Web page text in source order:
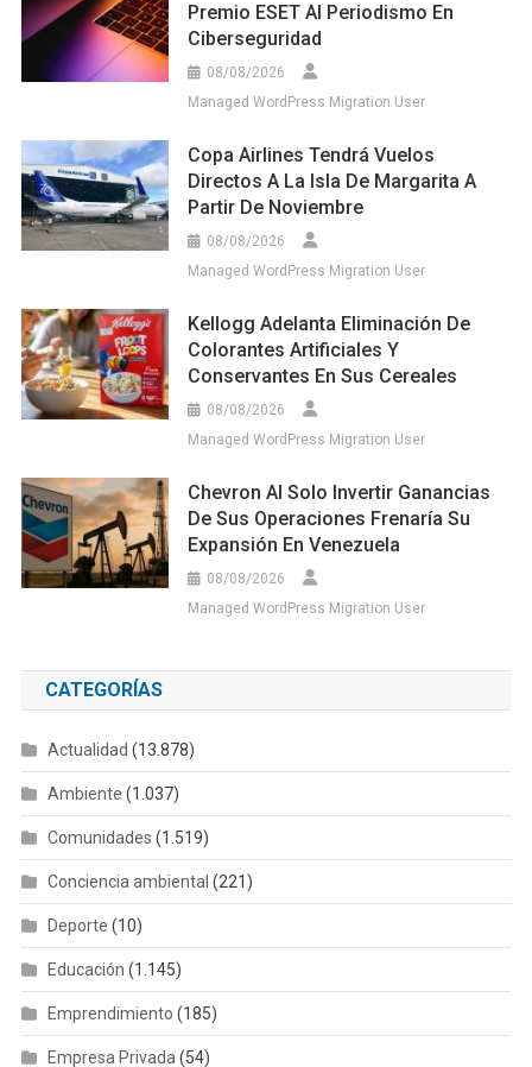
Premio ESET Al Periodismo En
Ciberseguridad
08/08/2026
Managed WordPress Migration User
Copa Airlines Tendrá Vuelos
Directos A La Isla De Margarita A
Partir De Noviembre
08/08/2026
Managed WordPress Migration User
Kellogg Adelanta Eliminación De
Colorantes Artificiales Y
Conservantes En Sus Cereales
08/08/2026
Managed WordPress Migration User
Chevron Al Solo Invertir Ganancias
De Sus Operaciones Frenaría Su
Expansión En Venezuela
08/08/2026
Managed WordPress Migration User
CATEGORÍAS
Actualidad (13.878)
Ambiente (1.037)
Comunidades (1.519)
Conciencia ambiental (221)
Deporte (10)
Educación (1.145)
Emprendimiento (185)
Empresa Privada(54)